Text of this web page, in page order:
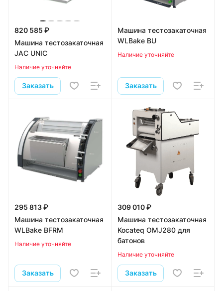
820 585 ₽
Машина тестозакаточная
JAC UNIC
Наличие уточняйте
Заказать
Машина тестозакаточная
WLBake BU
Наличие уточняйте
Заказать
295 813 ₽
Машина тестозакаточная
WLBake BFRM
Наличие уточняйте
Заказать
309 010 ₽
Машина тестозакаточная
Kocateq OMJ280 для
батонов
Наличие уточняйте
Заказать